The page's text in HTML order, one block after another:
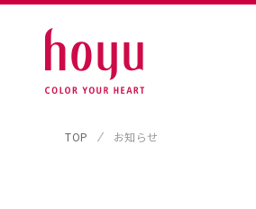
TOP お知らせ